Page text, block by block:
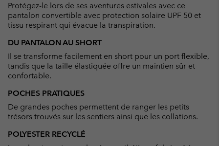
Protégez-le lors de ses aventures estivales avec ce
pantalon convertible avec protection solaire UPF 50 et
tissu respirant qui évacue la transpiration.
DU PANTALON AU SHORT
Il se transforme facilement en short pour un port flexible,
tandis que la taille élastiquée offre un maintien sûr et
confortable.
POCHES PRATIQUES
De grandes poches permettent de ranger les petits
trésors trouvés sur les sentiers ainsi que les collations.
POLYESTER RECYCLÉ